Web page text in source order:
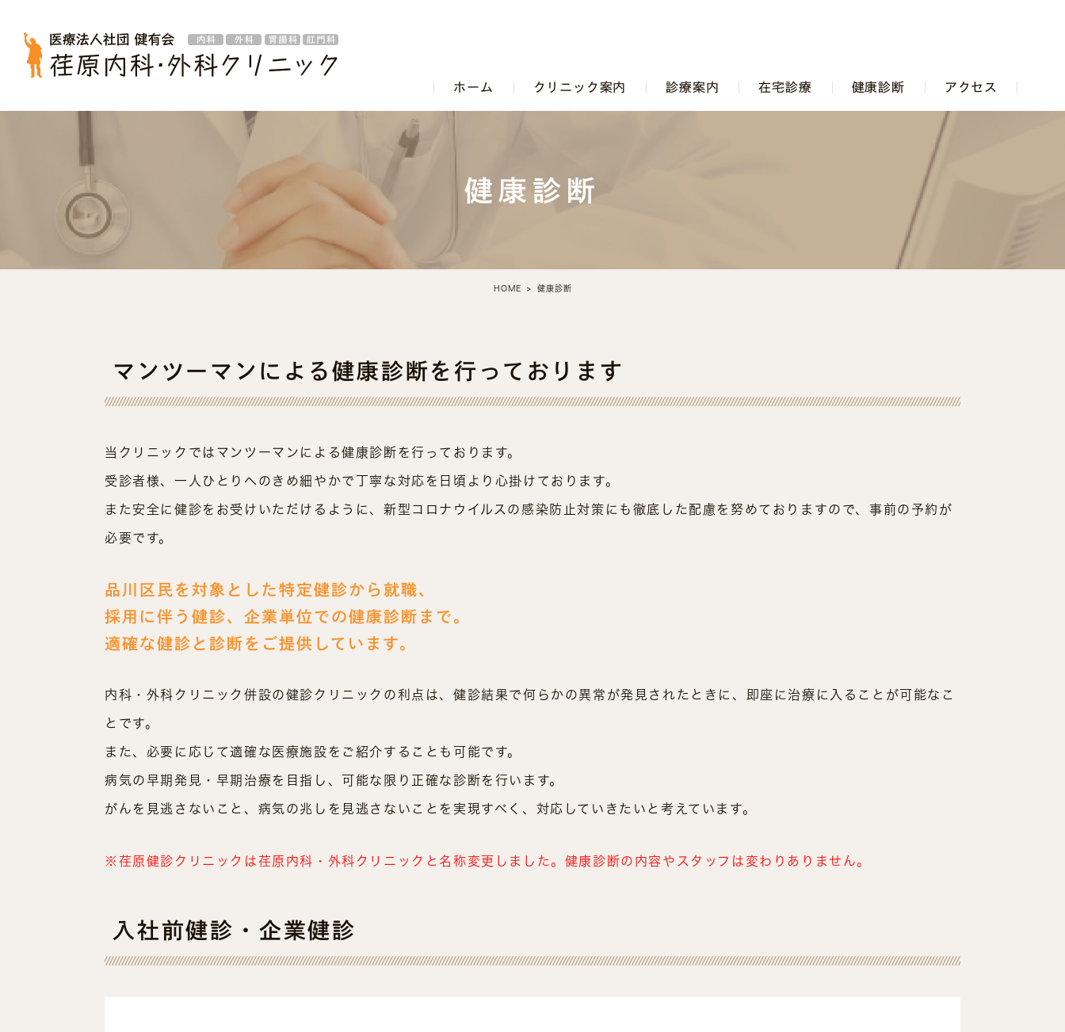
ホーム クリニック案内 診療案内 在宅診療 健康診断 アクセス
健康診断
HOME 健康診断
マンツーマンによる健康診断を行っております
当クリニックではマンツーマンによる健康診断を行っております。
受診者様、一人ひとりへのきめ細やかで丁寧な対応を日頃より心掛けております。
また安全に健診をお受けいただけるように、新型コロナウイルスの感染防止対策にも徹底した配慮を努めておりますので、事前の予約が
必要です。
品川区民を対象とした特定健診から就職、
採用に伴う健診、 企業単位での健康診断まで。
適確な健診と診断をご提供しています。
内科・外科クリニック併設の健診クリニックの利点は、健診結果で何らかの異常が発見されたときに、即座に治療に入ることが可能なこ
とです。
また、必要に応じて適確な医療施設をご紹介することも可能です。
病気の早期発見・早期治療を目指し、可能な限り正確な診断を行います。
がんを見逃さないこと、病気の兆しを見逃さないことを実現すべく、対応していきたいと考えています。
※荏原健診クリニックは荏原内科・外科クリニックと名称変更しました。健康診断の内容やスタッフは変わりありません。
入社前健診・企業健診